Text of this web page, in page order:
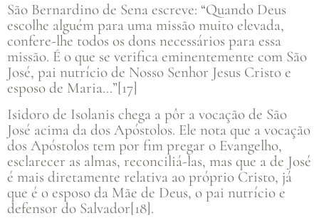
São Bernardino de Sena escreve: “Quando Deus
escolhe alguém para uma missão muito elevada,
confere-lhe todos os dons necessários para essa
missão. É o que se verifica eminentemente com São
José, pai nutrício de Nosso Senhor Jesus Cristo e
esposo de Maria…”[17]
Isidoro de Isolanis chega a pôr a vocação de São
José acima da dos Apóstolos. Ele nota que a vocação
dos Apóstolos tem por fim pregar o Evangelho,
esclarecer as almas, reconciliá-las, mas que a de José
é mais diretamente relativa ao próprio Cristo, já
que é o esposo da Mãe de Deus, o pai nutrício e
defensor do Salvador[18].